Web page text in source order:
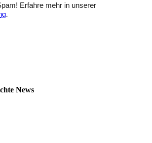
Erfahre mehr in unserer
.
News